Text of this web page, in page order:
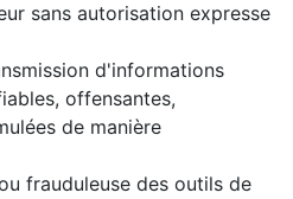
sans autorisation expresse
d'informations
offensantes,
de manière
frauduleuse des outils de